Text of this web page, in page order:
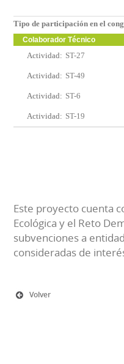
Tipo de participación en el
Colaborador Técnico
Actividad: ST-27
Actividad: ST-49
Actividad: ST-6
Actividad: ST-19
Este proyecto cuenta
Ecológica y el Reto
subvenciones a
consideradas de
Volver